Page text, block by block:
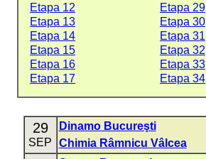
Etapa 12
Etapa 29
Etapa 13
Etapa 30
Etapa 14
Etapa 31
Etapa 15
Etapa 32
Etapa 16
Etapa 33
Etapa 17
Etapa 34
29
SEP
Dinamo Bucureşti
Chimia Râmnicu Vâlcea